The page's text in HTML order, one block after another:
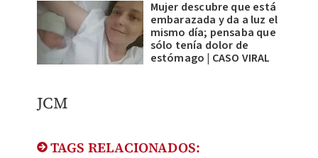
Mujer descubre que está
embarazada y da a luz el
mismo día; pensaba que
sólo tenía dolor de
estómago | CASO VIRAL
JCM
TAGS RELACIONADOS: